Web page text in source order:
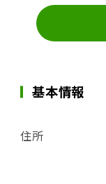
基本情報
住所